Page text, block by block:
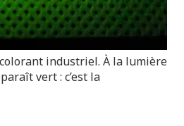
industriel. À la lumière
vert : c’est la